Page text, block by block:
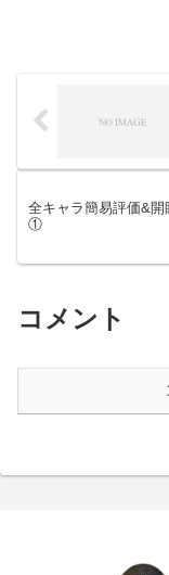
全キャラ簡易評価&
①
コメント